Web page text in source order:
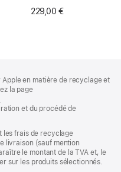
(USB‑C) - Français -
229,00 €
en matière de recyclage et
la page
dans
fenêtre)
et du procédé de
les frais de recyclage
livraison (sauf mention
le montant de la TVA et, le
sur les produits sélectionnés.